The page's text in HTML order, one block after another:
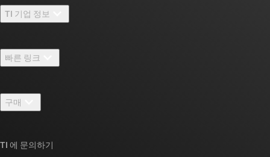
TI 기업 정보
채용
뉴스룸
이벤트
빠른 링크
TI E2E™ 설계 지원 포럼
대체품 검색
구매
TI 에 문의하기